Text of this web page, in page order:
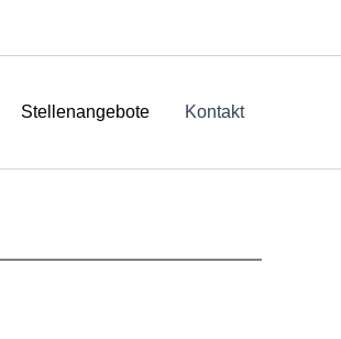
Stellenangebote Kontakt